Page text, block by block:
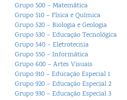
Grupo 500 – Matemática
Grupo 510 – Física e Química
Grupo 520 – Biologia e Geologia
Grupo 530 – Educação Tecnológica
Grupo 540 – Eletrotecnia
Grupo 550 – Informática
Grupo 600 – Artes Visuais
Grupo 910 – Educação Especial 1
Grupo 920 – Educação Especial 2
Grupo 930 – Educação Especial 3